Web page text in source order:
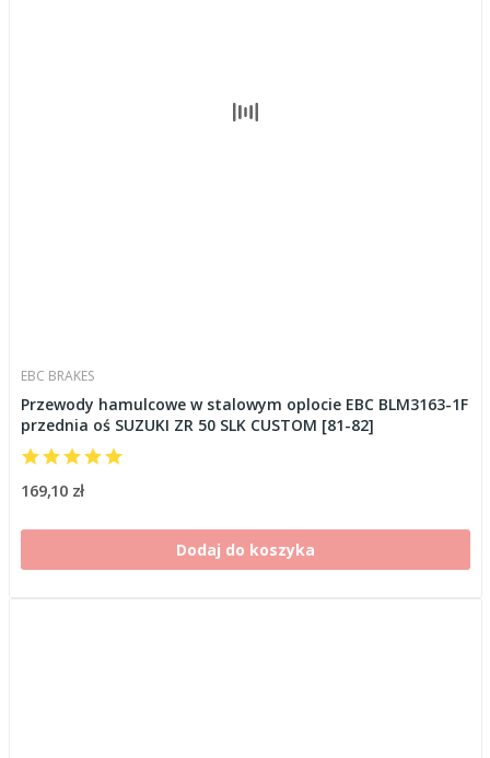
EBC BRAKES
Przewody hamulcowe w stalowym oplocie EBC BLM3163-1F
przednia oś SUZUKI ZR 50 SLK CUSTOM [81-82]
169,10 zł
Dodaj do koszyka